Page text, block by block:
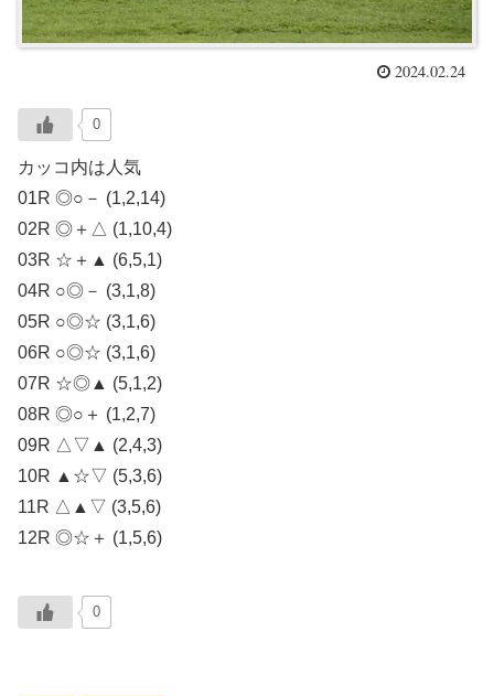
2024.02.24
0
カッコ内は人気
01R ◎○－ (1,2,14)
02R ◎＋△ (1,10,4)
03R ☆＋▲ (6,5,1)
04R ○◎－ (3,1,8)
05R ○◎☆ (3,1,6)
06R ○◎☆ (3,1,6)
07R ☆◎▲ (5,1,2)
08R ◎○＋ (1,2,7)
09R △▽▲ (2,4,3)
10R ▲☆▽ (5,3,6)
11R △▲▽ (3,5,6)
12R ◎☆＋ (1,5,6)
0